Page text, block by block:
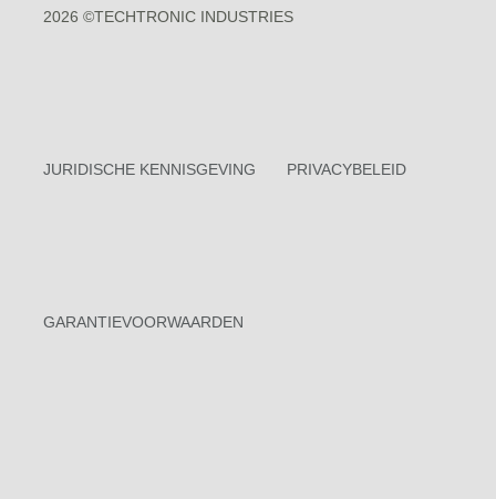
2026 ©TECHTRONIC INDUSTRIES
JURIDISCHE KENNISGEVING PRIVACYBELEID
GARANTIEVOORWAARDEN